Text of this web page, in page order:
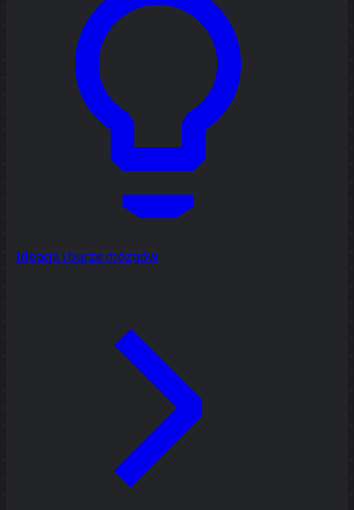
Ideacja i burze mózgów